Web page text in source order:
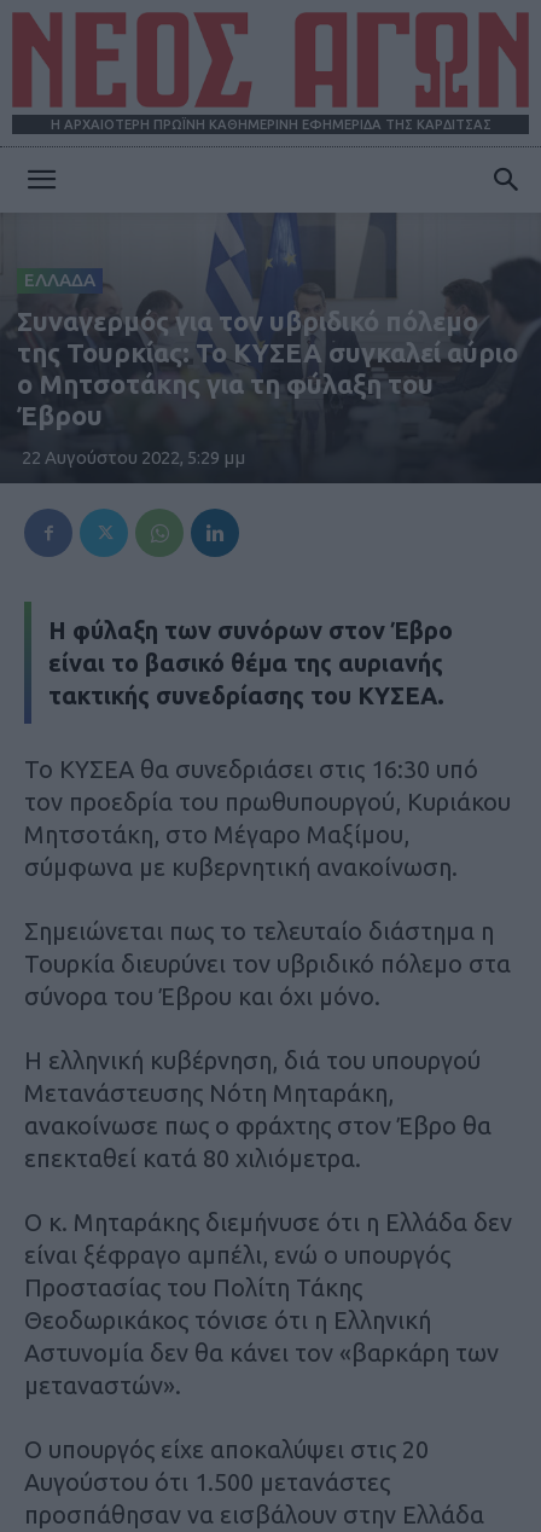
Η ΑΡΧΑΙΟΤΕΡΗ ΠΡΩΪΝΗ ΚΑΘΗΜΕΡΙΝΗ ΕΦΗΜΕΡΙΔΑ ΤΗΣ ΚΑΡΔΙΤΣΑΣ
ΕΛΛΑΔΑ
Συναγερμός για τον υβριδικό πόλεμο
της Τουρκίας: Το ΚΥΣΕΑ συγκαλεί αύριο
ο Μητσοτάκης για τη φύλαξη του
Έβρου
22 Αυγούστου 2022, 5:29 μμ
H φύλαξη των συνόρων στον Έβρο
είναι το βασικό θέμα της αυριανής
τακτικής συνεδρίασης του ΚΥΣΕΑ.
Το ΚΥΣΕΑ θα συνεδριάσει στις 16:30 υπό
τον προεδρία του πρωθυπουργού, Κυριάκου
Μητσοτάκη, στο Μέγαρο Μαξίμου,
σύμφωνα με κυβερνητική ανακοίνωση.
Σημειώνεται πως το τελευταίο διάστημα η
Τουρκία διευρύνει τον υβριδικό πόλεμο στα
σύνορα του Έβρου και όχι μόνο.
Η ελληνική κυβέρνηση, διά του υπουργού
Μετανάστευσης Νότη Μηταράκη,
ανακοίνωσε πως ο φράχτης στον Έβρο θα
επεκταθεί κατά 80 χιλιόμετρα.
Ο κ. Μηταράκης διεμήνυσε ότι η Ελλάδα δεν
είναι ξέφραγο αμπέλι, ενώ ο υπουργός
Προστασίας του Πολίτη Τάκης
Θεοδωρικάκος τόνισε ότι η Ελληνική
Αστυνομία δεν θα κάνει τον «βαρκάρη των
μεταναστών».
Ο υπουργός είχε αποκαλύψει στις 20
Αυγούστου ότι 1.500 μετανάστες
προσπάθησαν να εισβάλουν στην Ελλάδα